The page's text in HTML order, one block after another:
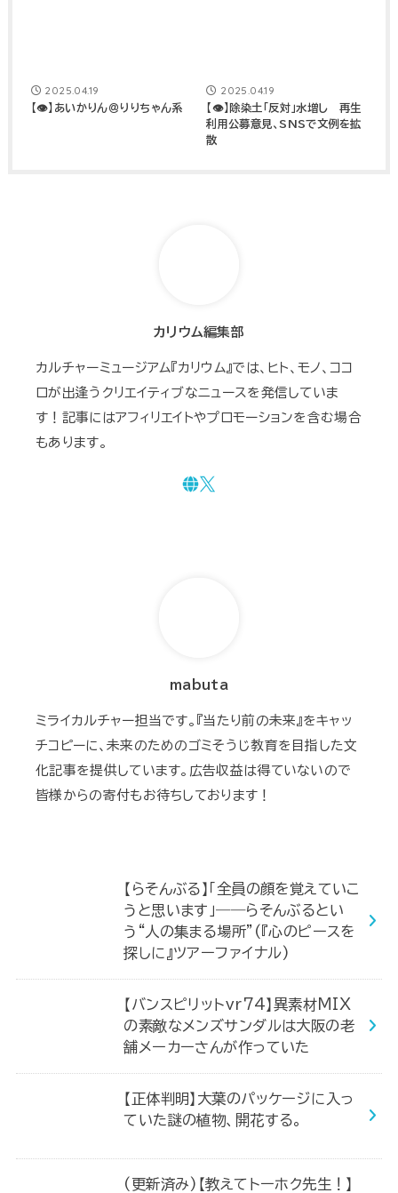
2025.04.19
【👁】あいかりん＠りりちゃん系
2025.04.19
【👁】除染土「反対」水増し 再生
利用公募意見、SNSで文例を拡
散
カリウム編集部
カルチャーミュージアム『カリウム』では、ヒト、モノ、ココ
ロが出逢うクリエイティブなニュースを発信していま
す！記事にはアフィリエイトやプロモーションを含む場合
もあります。
mabuta
ミライカルチャー担当です。『当たり前の未来』をキャッ
チコピーに、未来のためのゴミそうじ教育を目指した文
化記事を提供しています。広告収益は得ていないので
皆様からの寄付もお待ちしております！
【らそんぶる】「全員の顔を覚えていこ
うと思います」――らそんぶるとい
う“人の集まる場所”(『心のピースを
探しに』ツアーファイナル)
【バンスピリットvr74】異素材MIX
の素敵なメンズサンダルは大阪の老
舗メーカーさんが作っていた
【正体判明】大葉のパッケージに入っ
ていた謎の植物、開花する。
(更新済み)【教えてトーホク先生！】